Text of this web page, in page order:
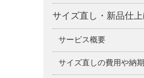
サイズ直し・新品仕
サービス概要
サイズ直しの費用や納期